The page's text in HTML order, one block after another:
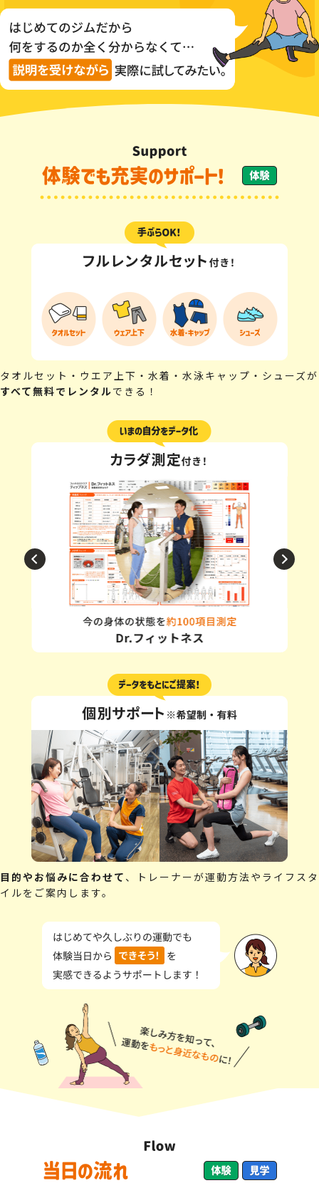
タオルセット・ウエア上下・水着・水泳キャップ・シューズが
すべて無料でレンタルできる！
目的やお悩みに合わせて 、トレーナーが運動方法やライフスタ
イルをご案内します。